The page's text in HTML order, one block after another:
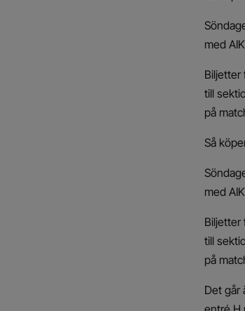
med
Biljetter
till
på
Så
med
Biljetter
till
på
Det går